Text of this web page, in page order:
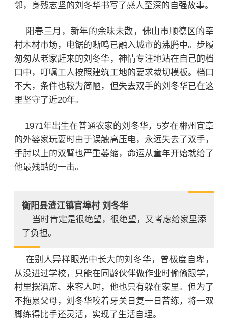
邻，身残志坚的刘冬华书写了感人至深的自强故事。
阳春三月，新年的余味未散，佛山市顺德区的莘
村木材市场，电锯的嘶鸣已融入城市的沸腾中。步履
匆匆从老家赶来的刘冬华，神情专注地站在自己的档
口中，叮嘱工人按照建筑工地的要求裁切模板。档口
不大，条件也较为简陋，但失去双手的刘冬华已在这
里坚守了近20年。
1971年出生在普通农家的刘冬华，5岁在郴州宜章
的外婆家玩耍时由于误触高压电，永远失去了双手，
手肘以上的双臂也严重萎缩，命运从童年开始就给了
他最残酷的一击。
衡阳县渣江镇官埠村 刘冬华
当时肯定是很绝望，很绝望，又考虑给家里添
了负担。
在别人异样眼光中长大的刘冬华，曾极度自卑，
从没进过学校，只能在同龄伙伴做作业时偷偷跟学，
村里摆酒席、来客人时，他也只有躲在家里。 但为了
不拖累父母，刘冬华咬着牙关日复一日苦练，将一双
脚练得比手还灵活，实现了生活自理。